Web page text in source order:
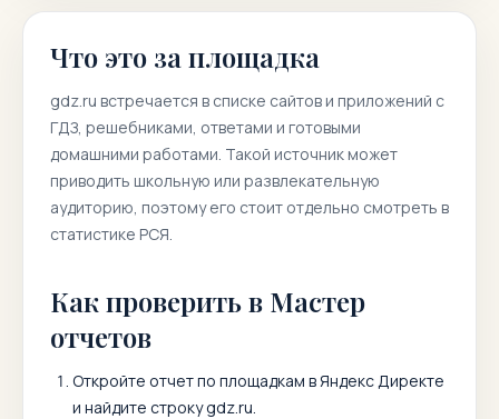
Что это за площадка
gdz.ru встречается в списке сайтов и приложений с
ГДЗ, решебниками, ответами и готовыми
домашними работами. Такой источник может
приводить школьную или развлекательную
аудиторию, поэтому его стоит отдельно смотреть в
статистике РСЯ.
Как проверить в Мастер
отчетов
Откройте отчет по площадкам в Яндекс Директе
и найдите строкуgdz.ru.